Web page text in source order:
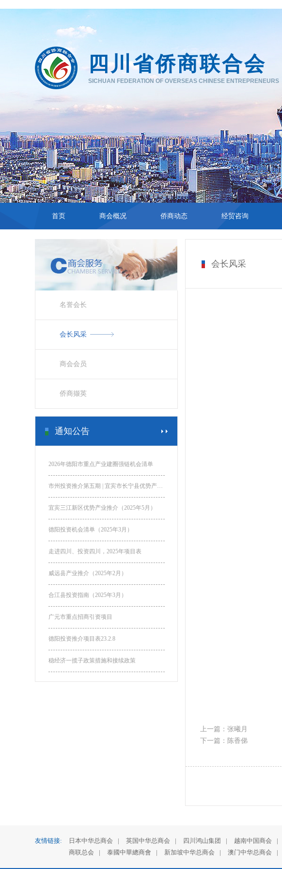
四川省侨商联合会
SICHUAN FEDERATION OF OVERSEAS CHINESE ENTREPRENEURS
首页 商会概况 侨商动态 经贸咨询
名誉会长
会长风采
商会会员
侨商撷英
通知公告
2026年德阳市重点产业建圈强链机会清单
市州投资推介第五期 | 宜宾市长宁县优势产业推介
宜宾三江新区优势产业推介（2025年5月）
德阳投资机会清单（2025年3月）
走进四川、投资四川，2025年项目表
威远县产业推介（2025年2月）
合江县投资指南（2025年3月）
广元市重点招商引资项目
德阳投资推介项目表23.2.8
稳经济一揽子政策措施和接续政策
会长风采
上一篇：张曦月
下一篇：陈香俤
友情链接: 日本中华总商会 | 英国中华总商会 | 四川鸿山集团 | 越南中国商会 |
商联总会
| 泰國中華總商會 | 新加坡中华总商会 | 澳门中华总商会 |